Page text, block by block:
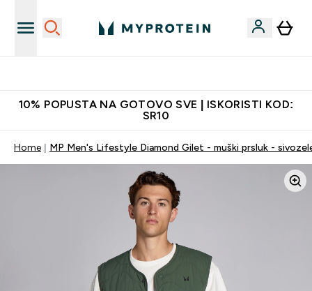
10% POPUSTA NA GOTOVO SVE | ISKORISTI KOD:
SR10
Home MP Men's Lifestyle Diamond Gilet - muški prsluk -